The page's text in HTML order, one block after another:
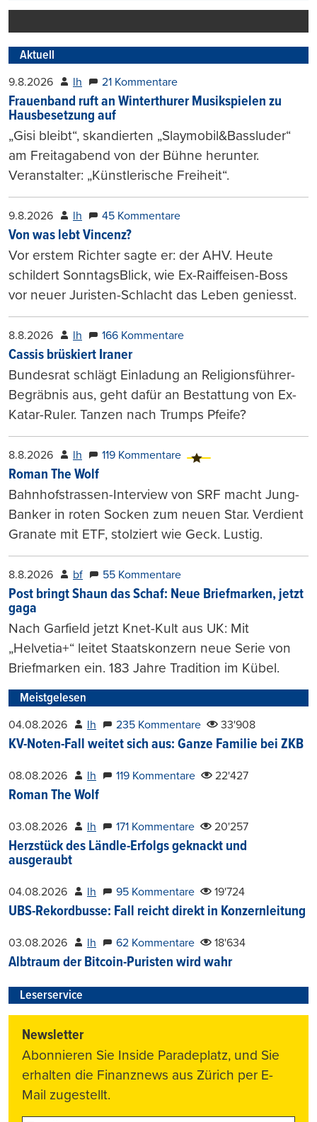
Aktuell
9.8.2026 lh 21 Kommentare
Frauenband ruft an Winterthurer Musikspielen zu
Hausbesetzung auf
„Gisi bleibt“, skandierten „Slaymobil&Bassluder“
am Freitagabend von der Bühne herunter.
Veranstalter: „Künstlerische Freiheit“.
9.8.2026 lh 45 Kommentare
Von was lebt Vincenz?
Vor erstem Richter sagte er: der AHV. Heute
schildert SonntagsBlick, wie Ex-Raiffeisen-Boss
vor neuer Juristen-Schlacht das Leben geniesst.
8.8.2026 lh 166 Kommentare
Cassis brüskiert Iraner
Bundesrat schlägt Einladung an Religionsführer-
Begräbnis aus, geht dafür an Bestattung von Ex-
Katar-Ruler. Tanzen nach Trumps Pfeife?
8.8.2026 lh 119 Kommentare
Roman The Wolf
Bahnhofstrassen-Interview von SRF macht Jung-
Banker in roten Socken zum neuen Star. Verdient
Granate mit ETF, stolziert wie Geck. Lustig.
8.8.2026 bf 55 Kommentare
Post bringt Shaun das Schaf: Neue Briefmarken, jetzt
gaga
Nach Garfield jetzt Knet-Kult aus UK: Mit
„Helvetia+“ leitet Staatskonzern neue Serie von
Briefmarken ein. 183 Jahre Tradition im Kübel.
Meistgelesen
04.08.2026 lh 235 Kommentare 33'908
KV-Noten-Fall weitet sich aus: Ganze Familie bei ZKB
08.08.2026 lh 119 Kommentare 22'427
Roman The Wolf
03.08.2026 lh 171 Kommentare 20'257
Herzstück des Ländle-Erfolgs geknackt und
ausgeraubt
04.08.2026 lh 95 Kommentare 19'724
UBS-Rekordbusse: Fall reicht direkt in Konzernleitung
03.08.2026 lh 62 Kommentare 18'634
Albtraum der Bitcoin-Puristen wird wahr
Leserservice
Newsletter
Abonnieren Sie Inside Paradeplatz, und Sie
erhalten die Finanznews aus Zürich per E-
Mail zugestellt.